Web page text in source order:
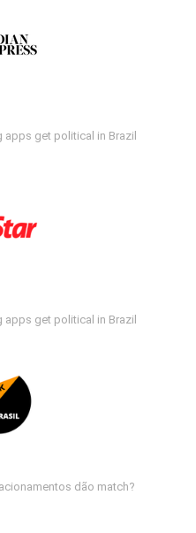
apps get political in Brazil
apps get political in Brazil
dão match?